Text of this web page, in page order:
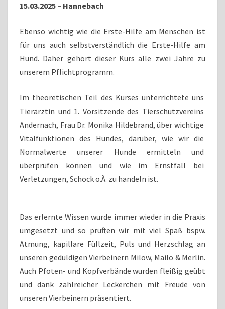
15.03.2025 – Hannebach
Ebenso wichtig wie die Erste-Hilfe am Menschen ist
für uns auch selbstverständlich die Erste-Hilfe am
Hund. Daher gehört dieser Kurs alle zwei Jahre zu
unserem Pflichtprogramm.
Im theoretischen Teil des Kurses unterrichtete uns
Tierärztin und 1. Vorsitzende des Tierschutzvereins
Andernach, Frau Dr. Monika Hildebrand, über wichtige
Vitalfunktionen des Hundes, darüber, wie wir die
Normalwerte unserer Hunde ermitteln und
überprüfen können und wie im Ernstfall bei
Verletzungen, Schock o.Ä. zu handeln ist.
Das erlernte Wissen wurde immer wieder in die Praxis
umgesetzt und so prüften wir mit viel Spaß bspw.
Atmung, kapillare Füllzeit, Puls und Herzschlag an
unseren geduldigen Vierbeinern Milow, Mailo & Merlin.
Auch Pfoten- und Kopfverbände wurden fleißig geübt
und dank zahlreicher Leckerchen mit Freude von
unseren Vierbeinern präsentiert.